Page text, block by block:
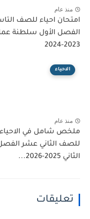
منذ عام
امتحان احياء للصف
الفصل الأول سلطنة
2023-2024
الاحياء
منذ عام
ملخص شامل في الاحياء
للصف الثاني عشر
الثاني 2025-2026...
تعليقات